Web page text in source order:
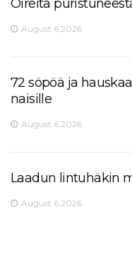
Oireita
August 6,2026
72 söpöä ja
naisille
August 6,2026
Laadun lintuhäkin
August 6,2026